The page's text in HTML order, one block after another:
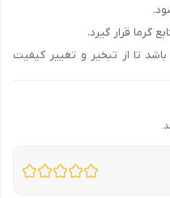
و نرم کردن پوست پاها.
و محافظ برای حفظ سلامت
تغذیه پوست پاها.
گرما قرار گیرد.
تا از تبخیر و تغییر کیفیت
مانند حمام خودداری کنید.